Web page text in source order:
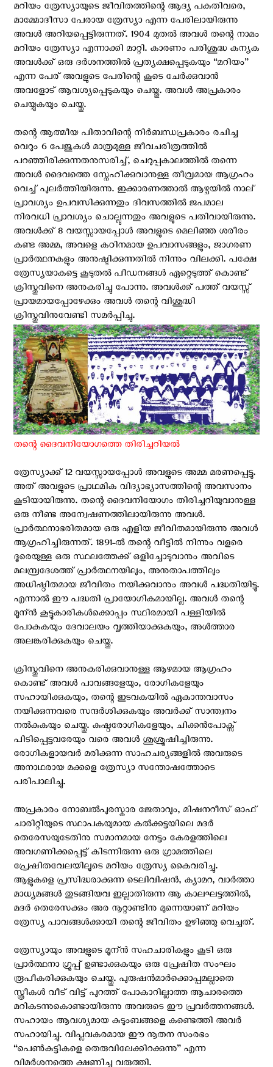
മറിയം ത്രേസ്യായുടെ ജീവിതത്തിന്റെ ആദ്യ പകുതിവരെ,
മാമ്മോദീസാ പേരായ ത്രേസ്യാ എന്ന പേരിലായിരുന്നു
അവള്‍ അറിയപ്പെട്ടിരുന്നത്. 1904 മുതല്‍ അവള്‍ തന്റെ നാമം
മറിയം ത്രേസ്യാ എന്നാക്കി മാറ്റി. കാരണം പരിശുദ്ധ കന്യക
അവള്‍ക്ക് ഒരു ദര്‍ശനത്തില്‍ പ്രത്യക്ഷപ്പെടുകയും “മറിയം”
എന്ന പേര് അവളുടെ പേരിന്റെ കൂടെ ചേര്‍ക്കുവാന്‍
അവളോട് ആവശ്യപ്പെടുകയും ചെയ്തു. അവള്‍ അപ്രകാരം
ചെയ്യുകയും ചെയ്തു.
തന്റെ ആത്മീയ പിതാവിന്റെ നിര്‍ബന്ധപ്രകാരം രചിച്ച
വെറും 6 പേജുകള്‍ മാത്രമുള്ള ജീവചരിത്രത്തില്‍
പറഞ്ഞിരിക്കുന്നതനുസരിച്ച്, ചെറുപ്പകാലത്തില്‍ തന്നെ
അവള്‍ ദൈവത്തെ സ്നേഹിക്കുവാനുള്ള തീവ്രമായ ആഗ്രഹം
വെച്ച് പുലര്‍ത്തിയിരുന്നു. ഇക്കാരണത്താല്‍ ആഴ്ചയില്‍ നാല്
പ്രാവശ്യം ഉപവസിക്കുന്നതും ദിവസത്തില്‍ ജപമാല
നിരവധി പ്രാവശ്യം ചൊല്ലുന്നതും അവളുടെ പതിവായിരുന്നു.
അവള്‍ക്ക് 8 വയസ്സായപ്പോള്‍ അവളുടെ മെലിഞ്ഞ ശരീരം
കണ്ട അമ്മ, അവളെ കഠിനമായ ഉപവാസങ്ങളും, ജാഗരണ
പ്രാര്‍ത്ഥനകളും അനുഷ്ടിക്കുന്നതില്‍ നിന്നും വിലക്കി. പക്ഷേ
ത്രേസ്യയാകട്ടെ കൂടുതല്‍ പീഡനങ്ങള്‍ ഏറ്റെടുത്ത് കൊണ്ട്
ക്രിസ്തുവിനെ അനുകരിച്ചു പോന്നു. അവള്‍ക്ക് പത്ത് വയസ്സ്
പ്രായമായപ്പോഴേക്കും അവള്‍ തന്റെ വിശുദ്ധി
ക്രിസ്തുവിനുവേണ്ടി സമര്‍പ്പിച്ചു.
തന്റെ ദൈവനിയോഗത്തെ തിരിച്ചറിയല്‍
ത്രേസ്യാക്ക് 12 വയസ്സായപ്പോള്‍ അവളുടെ അമ്മ മരണപ്പെട്ടു.
അത് അവളുടെ പ്രാഥമിക വിദ്യാഭ്യാസത്തിന്റെ അവസാനം
കൂടിയായിരുന്നു. തന്റെ ദൈവനിയോഗം തിരിച്ചറിയുവാനുള്ള
ഒരു നീണ്ട അന്വേഷണത്തിലായിരുന്നു അവള്‍.
പ്രാര്‍ത്ഥനാഭരിതമായ ഒരു എളിയ ജീവിതമായിരുന്നു അവള്‍
ആഗ്രഹിച്ചിരുന്നത്. 1891-ല്‍ തന്റെ വീട്ടില്‍ നിന്നും വളരെ
ദൂരെയുള്ള ഒരു സ്ഥലത്തേക്ക് ഒളിച്ചോടുവാനും അവിടെ
മലമ്പ്രദേശത്ത് പ്രാര്‍ത്ഥനയിലും, അനുതാപത്തിലും
അധിഷ്ഠിതമായ ജീവിതം നയിക്കുവാനും അവള്‍ പദ്ധതിയിട്ടു.
എന്നാല്‍ ഈ പദ്ധതി പ്രായോഗികമായില്ല. അവള്‍ തന്റെ
മൂന്ന്‍ കൂട്ടുകാരികള്‍ക്കൊപ്പം സ്ഥിരമായി പള്ളിയില്‍
പോകുകയും ദേവാലയം വൃത്തിയാക്കുകയും, അള്‍ത്താര
അലങ്കരിക്കുകയും ചെയ്തു.
ക്രിസ്തുവിനെ അനുകരിക്കുവാനുള്ള ആഴമായ ആഗ്രഹം
കൊണ്ട് അവള്‍ പാവങ്ങളേയും, രോഗികളേയും
സഹായിക്കുകയും, തന്റെ ഇടവകയില്‍ ഏകാന്തവാസം
നയിക്കുന്നവരെ സന്ദര്‍ശിക്കുകയും അവര്‍ക്ക് സാന്ത്വനം
നല്‍കുകയും ചെയ്തു. കുഷ്ഠരോഗികളേയും, ചിക്കന്‍പോക്സ്
പിടിപ്പെട്ടവരേയും വരെ അവള്‍ ശുശ്രൂഷിച്ചിരുന്നു.
രോഗികളായവര്‍ മരിക്കുന്ന സാഹചര്യങ്ങളില്‍ അവരുടെ
അനാഥരായ മക്കളെ ത്രേസ്യാ സന്തോഷത്തോടെ
പരിപാലിച്ചു.
അപ്രകാരം നോബല്‍പുരസ്കാര ജേതാവും, മിഷനറീസ് ഓഫ്
ചാരിറ്റിയുടെ സ്ഥാപകയുമായ കല്‍ക്കട്ടയിലെ മദര്‍
തെരേസയുടേതിനു സമാനമായ നേട്ടം കേരളത്തിലെ
അവഗണിക്കപ്പെട്ട് കിടന്നിരുന്ന ഒരു ഗ്രാമത്തിലെ
പ്രേഷിതവേലയിലൂടെ മറിയം ത്രേസ്യ കൈവരിച്ചു.
ആളുകളെ പ്രസിദ്ധരാക്കുന്ന ടെലിവിഷന്‍, ക്യാമറ, വാര്‍ത്താ
മാധ്യമങ്ങള്‍ തുടങ്ങിയവ ഇല്ലാതിരുന്ന ആ കാലഘട്ടത്തില്‍,
മദര്‍ തെരേസക്കും അര നൂറ്റാണ്ടിനു മുന്നെയാണ് മറിയം
ത്രേസ്യ പാവങ്ങള്‍ക്കായി തന്റെ ജീവിതം ഉഴിഞ്ഞു വെച്ചത്.
ത്രേസ്യായും അവളുടെ മൂന്ന്‍ സഹചാരികളും കൂടി ഒരു
പ്രാര്‍ത്ഥനാ ഗ്രൂപ്പ്‌ ഉണ്ടാക്കുകയും ഒരു പ്രേഷിത സംഘം
രൂപീകരിക്കുകയും ചെയ്തു. പുരുഷന്‍മാര്‍ക്കൊപ്പമല്ലാതെ
സ്ത്രീകള്‍ വീട് വിട്ട് പുറത്ത്‌ പോകാറില്ലാത്ത ആചാരത്തെ
മറികടന്നുകൊണ്ടായിരുന്നു അവരുടെ ഈ പ്രവര്‍ത്തനങ്ങള്‍.
സഹായം ആവശ്യമായ കുടുംബങ്ങളെ കണ്ടെത്തി അവര്‍
സഹായിച്ചു. വിപ്ലവകരമായ ഈ നൂതന സംരഭം
“പെണ്‍കുട്ടികളെ തെരുവിലേക്കിറക്കുന്നു” എന്ന